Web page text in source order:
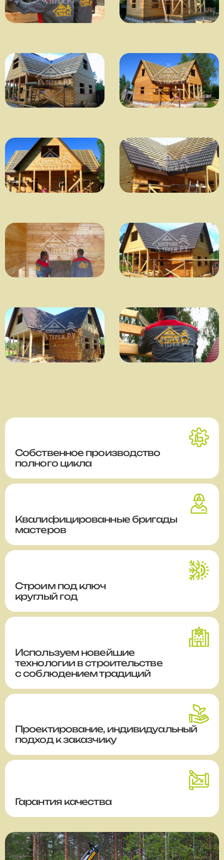
Собственное производство
полного цикла
Квалифицированные бригады
мастеров
Строим под ключ
круглый год
Используем новейшие
технологии в строительстве
с соблюдением традиций
Проектирование, индивидуальный
подход к заказчику
Гарантия качества